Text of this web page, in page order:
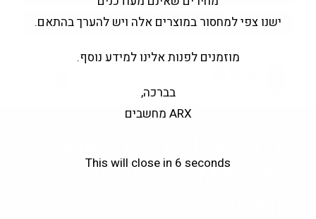
5000/3000MBs SSD
ישנו צפי למחסור במוצרים אלה ויש להערך בהתאם.
מוזמנים לפנות אלינו למידע נוסף.
בברכה,
ARX מחשבים
This will close in 6 seconds